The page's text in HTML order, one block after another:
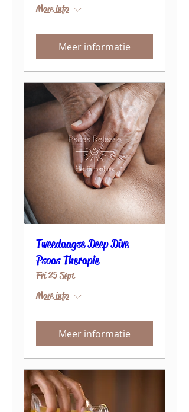
More info
Meer informatie
Tweedaagse Deep Dive
Psoas Therapie
Fri 25 Sept
More info
Meer informatie